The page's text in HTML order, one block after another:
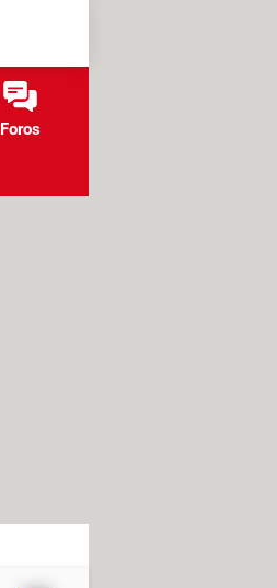
Foros